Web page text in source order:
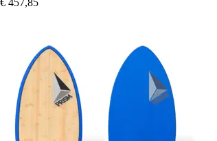
€ 457,85